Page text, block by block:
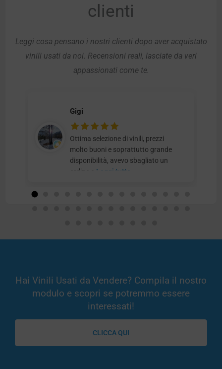
clienti
Leggi cosa pensano i nostri clienti dopo aver acquistato
vinili usati da noi. Recensioni reali, lasciate da veri
appassionati come te.
Gigi
Ottima selezione di vinili, prezzi
molto buoni e soprattutto grande
disponibilità, avevo sbagliato un
ordine e Leggi tutto
Hai Vinili Usati da Vendere? Compila il nostro
modulo e scopri se potremmo essere
interessati!
CLICCA QUI